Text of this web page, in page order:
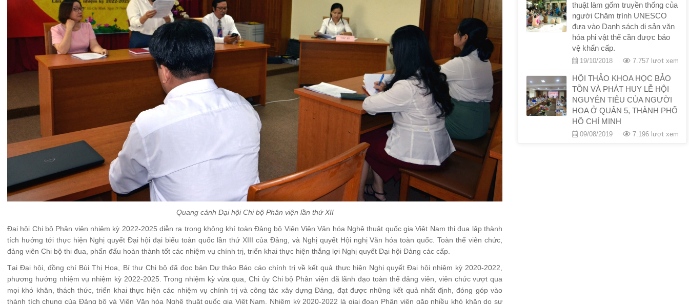
Quang cảnh Đại hội Chi bộ Phân viện lần thứ XII
Đại hội Chi bộ Phân viện nhiệm kỳ 2022-2025 diễn ra trong không khí toàn Đảng bộ Viện Viện Văn hóa Nghệ thuật quốc gia Việt Nam thi đua lập thành
tích hướng tới thực hiện Nghị quyết Đại hội đại biểu toàn quốc lần thứ XIII của Đảng, và Nghị quyết Hội nghị Văn hóa toàn quốc. Toàn thể viên chức,
đảng viên Chi bộ thi đua, phấn đấu hoàn thành tốt các nhiệm vụ chính trị, triển khai thực hiện thắng lợi Nghị quyết Đại hội Đảng các cấp.
Tại Đại hội, đồng chí Bùi Thị Hoa, Bí thư Chi bộ đã đọc bản Dự thảo Báo cáo chính trị về kết quả thực hiện Nghị quyết Đại hội nhiệm kỳ 2020-2022,
phương hướng nhiệm vụ nhiệm kỳ 2022-2025. Trong nhiệm kỳ vừa qua, Chi ủy Chi bộ Phân viện đã lãnh đạo toàn thể đảng viên, viên chức vượt qua
mọi khó khăn, thách thức, triển khai thực hiện các nhiệm vụ chính trị và công tác xây dựng Đảng, đạt được những kết quả nhất định, đóng góp vào
thành tích chung của Đảng bộ và Viện Văn hóa Nghệ thuật quốc gia Việt Nam. Nhiệm kỳ 2020-2022 là giai đoạn Phân viện gặp nhiều khó khăn do sự
thuật làm gốm truyền thống của
người Chăm trình UNESCO
đưa vào Danh sách di sản văn
hóa phi vật thể cần được bảo
vệ khẩn cấp.
19/10/2018 7.757 lượt xem
HỘI THẢO KHOA HỌC BẢO
TỒN VÀ PHÁT HUY LỄ HỘI
NGUYÊN TIÊU CỦA NGƯỜI
HOA Ở QUẬN 5, THÀNH PHỐ
HỒ CHÍ MINH
09/08/2019 7.196 lượt xem